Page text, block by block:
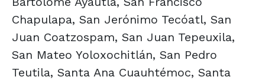
Chapulapa, San Jerónimo Tecóatl, San
Juan Coatzospam, San Juan Tepeuxila,
San Mateo Yoloxochitlán, San Pedro
Teutila, Santa Ana Cuauhtémoc, Santa